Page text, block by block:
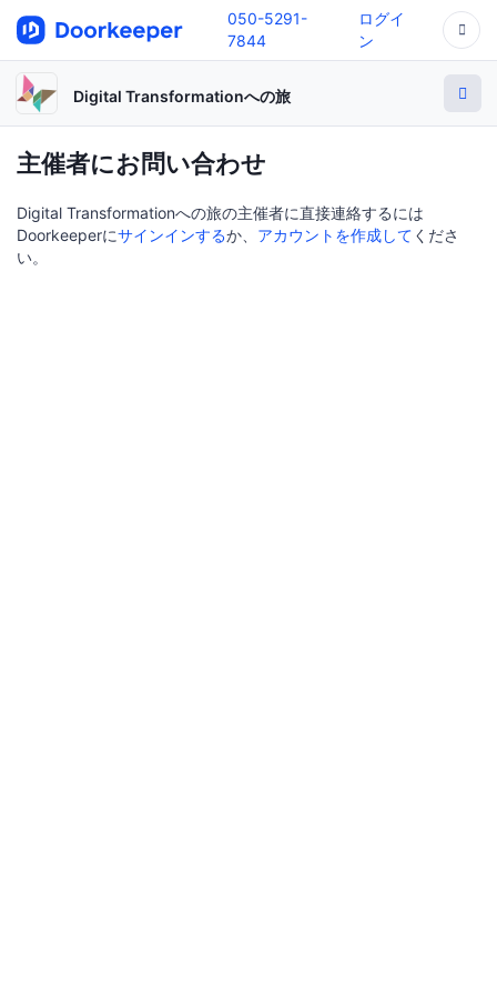
050-5291-
7844
ログイ
ン
Digital Transformationへの旅
主催者にお問い合わせ
Digital Transformationへの旅の主催者に直接連絡するには
Doorkeeperにサインインするか、 アカウントを作成して くださ
い。